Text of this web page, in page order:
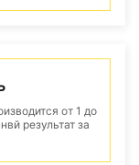
от 1 до
результат за